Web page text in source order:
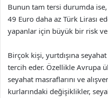
Bunun tam tersi durumda
49 Euro daha az Türk Lirası
yapanlar için büyük bir risk ve
Birçok kişi, yurtdışına
tercih eder. Özellikle Avrupa
seyahat masraflarını ve
kurlarındaki değişiklikler,